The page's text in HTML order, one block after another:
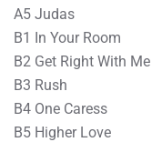
A5 Judas
B1 In Your Room
B2 Get Right With Me
B3 Rush
B4 One Caress
B5 Higher Love